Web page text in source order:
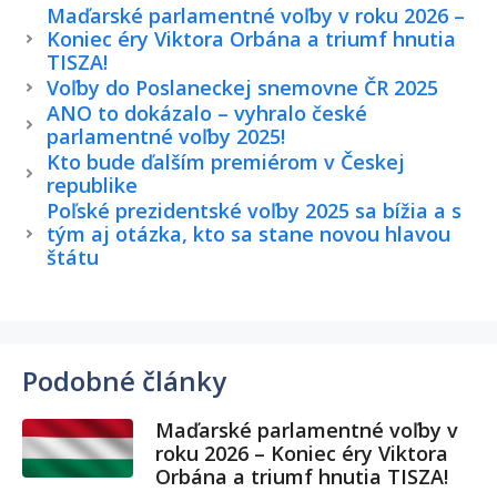
Maďarské parlamentné voľby v roku 2026 –
Koniec éry Viktora Orbána a triumf hnutia
TISZA!
Voľby do Poslaneckej snemovne ČR 2025
ANO to dokázalo – vyhralo české
parlamentné voľby 2025!
Kto bude ďalším premiérom v Českej
republike
Poľské prezidentské voľby 2025 sa bížia a s
tým aj otázka, kto sa stane novou hlavou
štátu
Podobné články
Maďarské parlamentné voľby v
roku 2026 – Koniec éry Viktora
Orbána a triumf hnutia TISZA!